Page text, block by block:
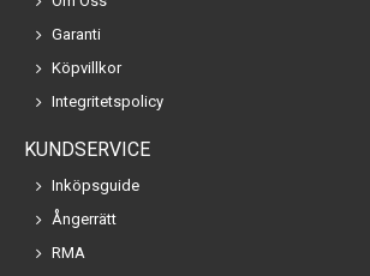
Garanti
Köpvillkor
Integritetspolicy
KUNDSERVICE
Inköpsguide
Ångerrätt
RMA